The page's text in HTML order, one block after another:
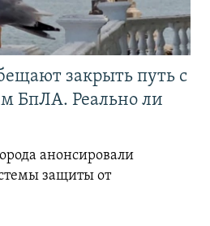
закрыть путь с
БпЛА. Реально ли
анонсировали
защиты от